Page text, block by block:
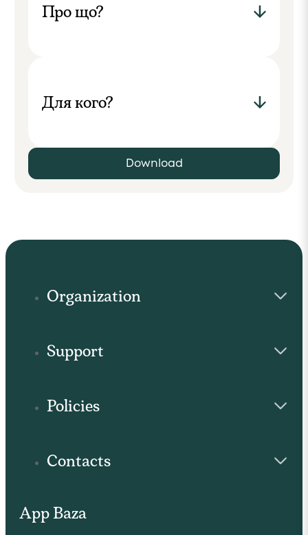
Про що?
Для кого?
Download
Organization
Support
Policies
Contacts
App Baza